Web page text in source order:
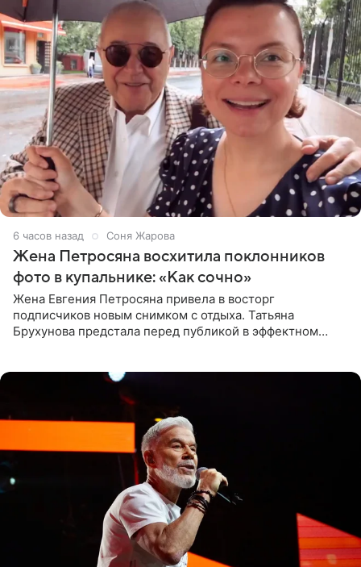
6 часов назад Соня Жарова
Жена Петросяна восхитила поклонников
фото в купальнике: «Как сочно»
Жена Евгения Петросяна привела в восторг
подписчиков новым снимком с отдыха. Татьяна
Брухунова предстала перед публикой в эффектном